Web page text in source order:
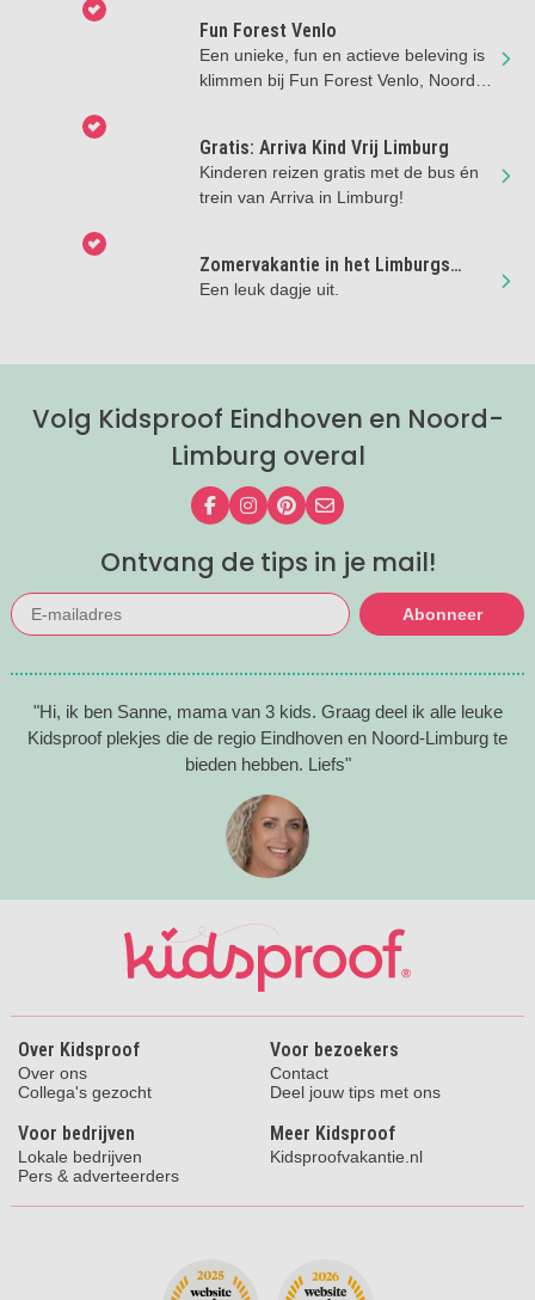
Fun Forest Venlo
Een unieke, fun en actieve beleving is
klimmen bij Fun Forest Venlo, Noord-
Gratis: Arriva Kind Vrij Limburg
Kinderen reizen gratis met de bus én
trein van Arriva in Limburg!
Zomervakantie in het Limburgs
Museum
Een leuk dagje uit.
Volg Kidsproof Eindhoven en Noord-
Limburg overal
Volg ons op Facebook
Volg ons op Instagram
Volg ons op Pinterest
Mail ons
Ontvang de tips in je mail!
Abonneer
"Hi, ik ben Sanne, mama van 3 kids. Graag deel ik alle leuke
Kidsproof plekjes die de regio Eindhoven en Noord-Limburg te
bieden hebben. Liefs"
Over Kidsproof
Over ons
Collega's gezocht
Voor bezoekers
Contact
Deel jouw tips met ons
Voor bedrijven
Lokale bedrijven
Pers & adverteerders
Meer Kidsproof
Kidsproofvakantie.nl